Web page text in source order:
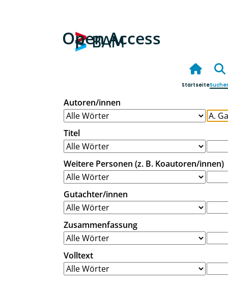
Open Access
Startseite
Autoren/innen
Titel
Weitere Personen (z. B. Koautoren/innen)
Gutachter/innen
Zusammenfassung
Volltext